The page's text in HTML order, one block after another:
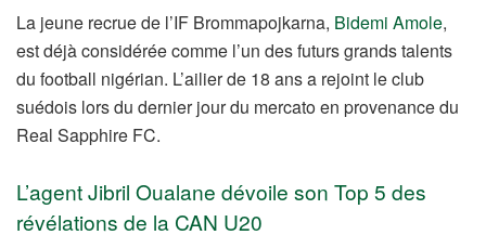
La jeune recrue de l’IF Brommapojkarna, Bidemi Amole,
est déjà considérée comme l’un des futurs grands talents
du football nigérian. L’ailier de 18 ans a rejoint le club
suédois lors du dernier jour du mercato en provenance du
Real Sapphire FC.
L’agent Jibril Oualane dévoile son Top 5 des
révélations de la CAN U20